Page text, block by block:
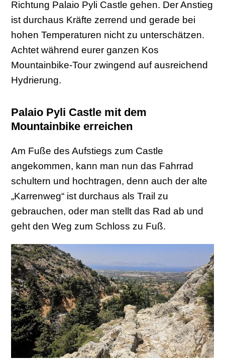
Richtung Palaio Pyli Castle gehen. Der Anstieg
ist durchaus Kräfte zerrend und gerade bei
hohen Temperaturen nicht zu unterschätzen.
Achtet während eurer ganzen Kos
Mountainbike-Tour zwingend auf ausreichend
Hydrierung.
Palaio Pyli Castle mit dem
Mountainbike erreichen
Am Fuße des Aufstiegs zum Castle
angekommen, kann man nun das Fahrrad
schultern und hochtragen, denn auch der alte
„Karrenweg“ ist durchaus als Trail zu
gebrauchen, oder man stellt das Rad ab und
geht den Weg zum Schloss zu Fuß.